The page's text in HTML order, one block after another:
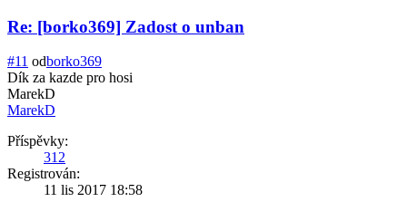
Re: [borko369] Zadost o unban
#11 odborko369
Dík za kazde pro hosi
MarekD
MarekD
Příspěvky:
312
Registrován:
11 lis 2017 18:58